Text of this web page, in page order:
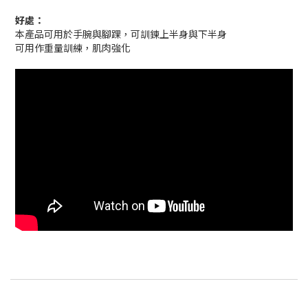
好處：
本產品可用於手腕與腳踝，可訓鍊上半身與下半身
可用作重量訓練，肌肉強化